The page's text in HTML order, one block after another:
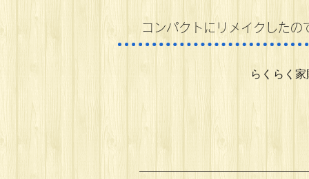
コンパクトにリメイクした
らくらく